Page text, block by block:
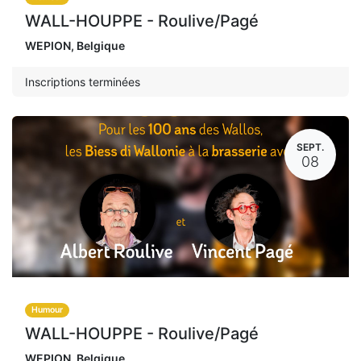
WALL-HOUPPE - Roulive/Pagé
WEPION, Belgique
Inscriptions terminées
SEPT.
08
Humour
WALL-HOUPPE - Roulive/Pagé
WEPION Belgique